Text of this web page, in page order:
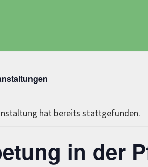
hat bereits stattgefunden.
in der